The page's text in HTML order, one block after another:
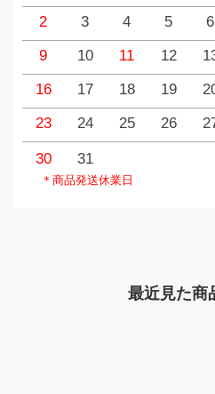
2
3 4 5 6
9
10 11 12
16
17 18 19
23
24 25 26
30 31
＊商品発送休業日
最近見た商